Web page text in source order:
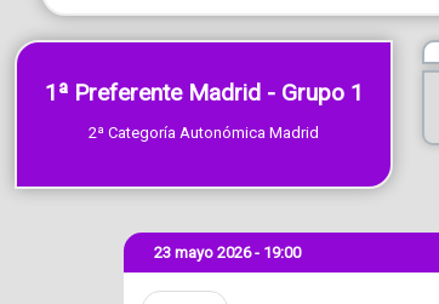
1ª Preferente Madrid - Grupo 1
2ª Categoría Autonómica Madrid
23 mayo 2026 - 19:00